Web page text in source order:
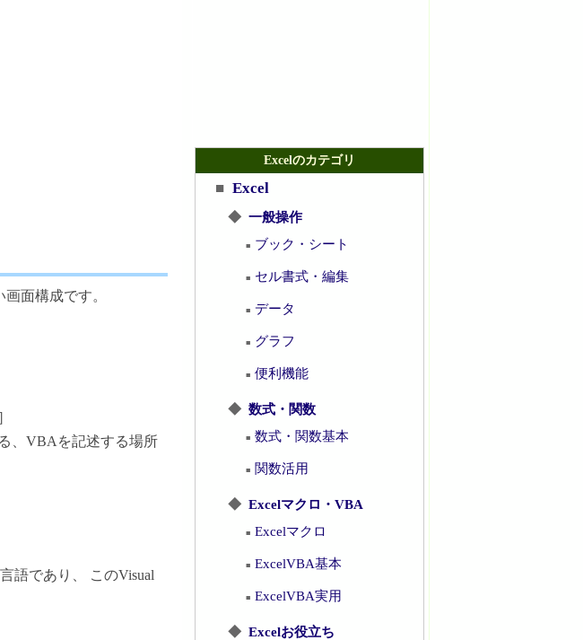
面構成です。
、VBAを記述する場所
語であり、 このVisual
Excelのカテゴリ
■ Excel
◆ 一般操作
■ ブック・シート
■ セル書式・編集
■ データ
■ グラフ
■ 便利機能
◆ 数式・関数
■ 数式・関数基本
■ 関数活用
◆ Excelマクロ・VBA
■ Excelマクロ
■ ExcelVBA基本
■ ExcelVBA実用
◆ Excelお役立ち